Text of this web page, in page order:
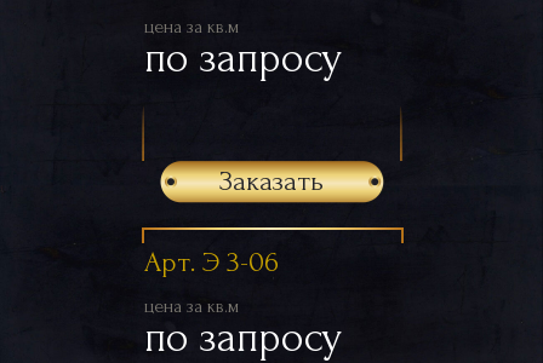
цена за кв.м
по запросу
Заказать
Арт. Э 3-06
цена за кв.м
по запросу